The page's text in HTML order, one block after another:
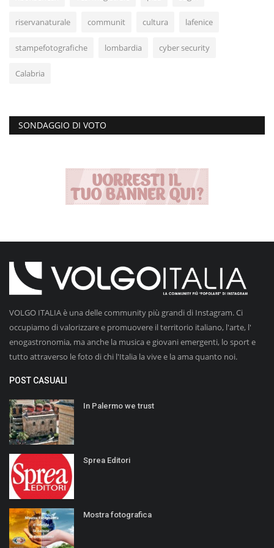
riservanaturale communit cultura lafenice
stampefotografiche lombardia cyber security
Calabria
SONDAGGIO DI VOTO
VOLGO ITALIA è una delle community più grandi di Instagram. Ci
occupiamo di valorizzare e promuovere il territorio italiano, l'arte, l'
enogastronomia, ma anche la musica e giovani emergenti, lo sport e
tutto attraverso le foto di chi l'Italia la vive e la ama quanto noi.
POST CASUALI
In Palermo we trust
Sprea Editori
Mostra fotografica